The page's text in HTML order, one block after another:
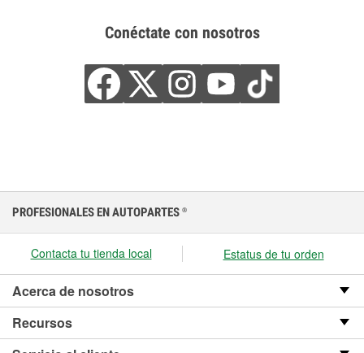
Conéctate con nosotros
PROFESIONALES EN AUTOPARTES ®
Contacta tu tienda local Estatus de tu orden
Acerca de nosotros
Recursos